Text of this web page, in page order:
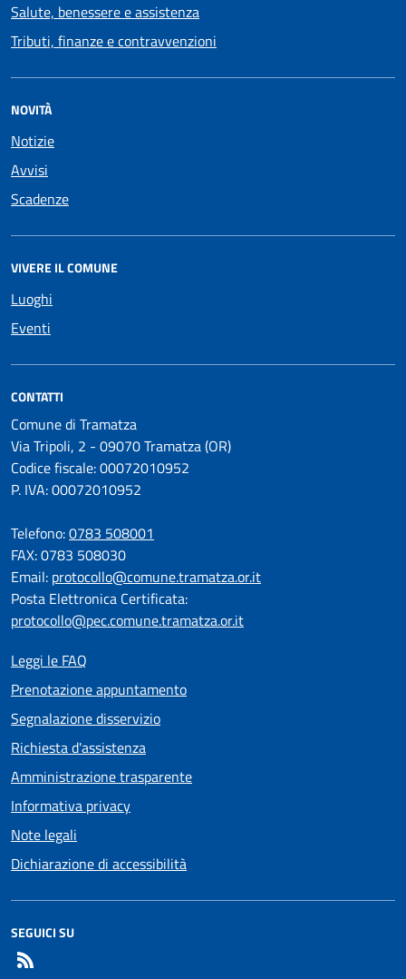
Salute, benessere e assistenza
Tributi, finanze e contravvenzioni
NOVITÀ
Notizie
Avvisi
Scadenze
VIVERE IL COMUNE
Luoghi
Eventi
CONTATTI
Comune di Tramatza
Via Tripoli, 2 - 09070 Tramatza (OR)
Codice fiscale: 00072010952
P. IVA: 00072010952
Telefono:0783 508001
FAX: 0783 508030
Email: protocollo@comune.tramatza.or.it
Posta Elettronica Certificata:
protocollo@pec.comune.tramatza.or.it
Leggi le FAQ
Prenotazione appuntamento
Segnalazione disservizio
Richiesta d'assistenza
Amministrazione trasparente
Informativa privacy
Note legali
Dichiarazione di accessibilità
SEGUICI SU